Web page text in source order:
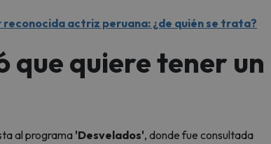
actriz peruana: ¿de quién se trata?
que quiere tener un
al programa'Desvelados', donde fue consultada